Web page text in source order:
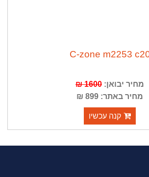
C-zone m2253
מחיר יבואן:1600 ₪
מחיר באתר: 899 ₪
קנה עכשיו